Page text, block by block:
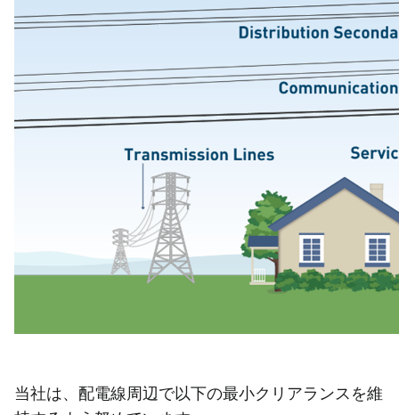
当社は、配電線周辺で以下の最小クリアランスを維